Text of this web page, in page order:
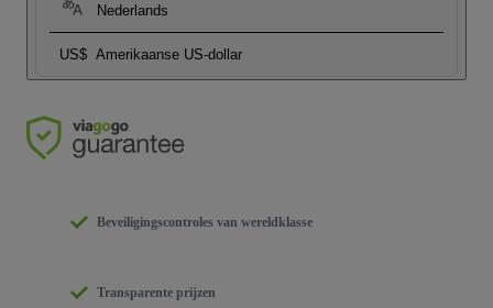
Nederlands
US$ Amerikaanse US-dollar
Beveiligingscontroles van wereldklasse
Transparente prijzen